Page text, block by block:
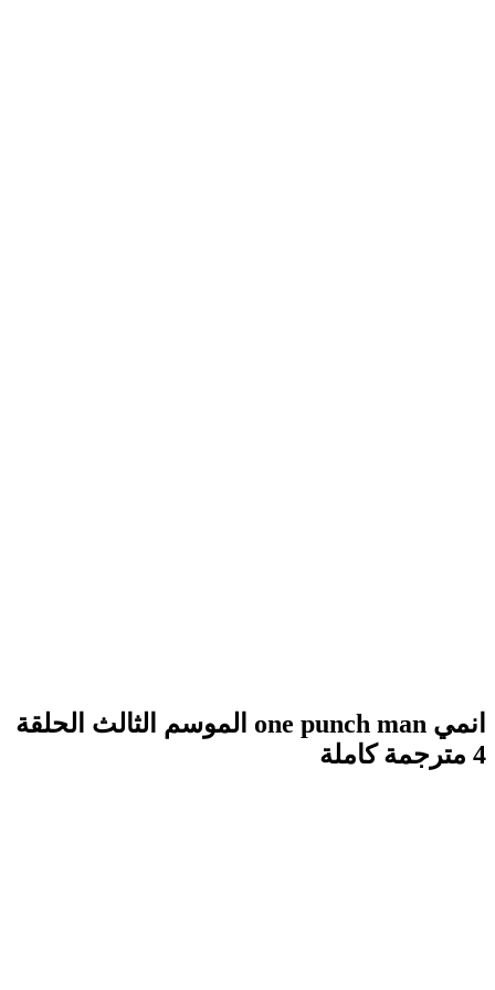
انمي one punch man الموسم الثالث الحلقة
4 مترجمة كاملة